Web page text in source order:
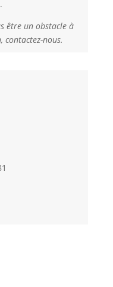
être un obstacle à
contactez-nous.